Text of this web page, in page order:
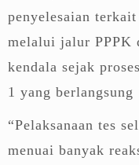
penyelesaian
melalui jalur PPPK
kendala sejak
1 yang berlangsung
“Pelaksanaan tes
menuai banyak